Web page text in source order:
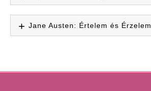
Jane Austen: Értelem és Érzelem